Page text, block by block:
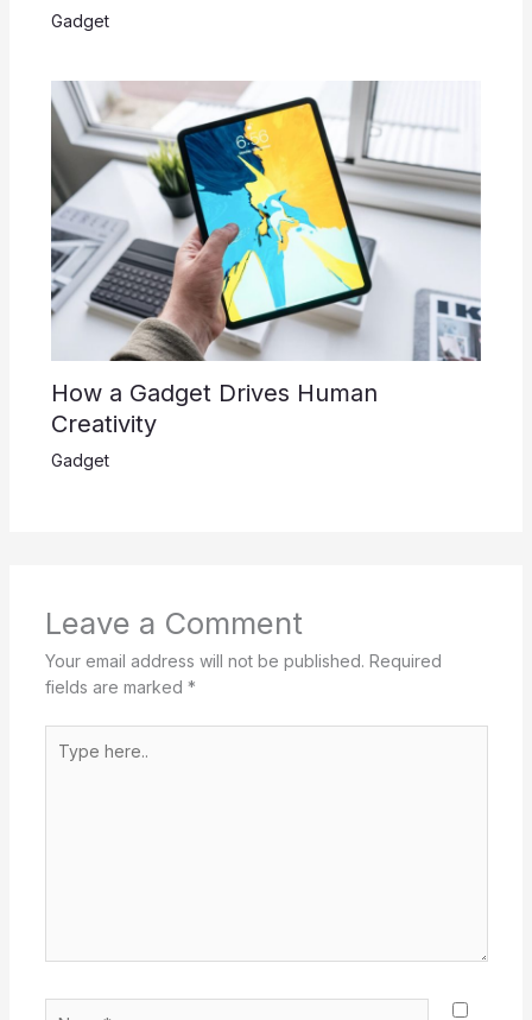
Gadget
How a Gadget Drives Human
Creativity
Gadget
Leave a Comment
Your email address will not be published. Required
fields are marked *
here..